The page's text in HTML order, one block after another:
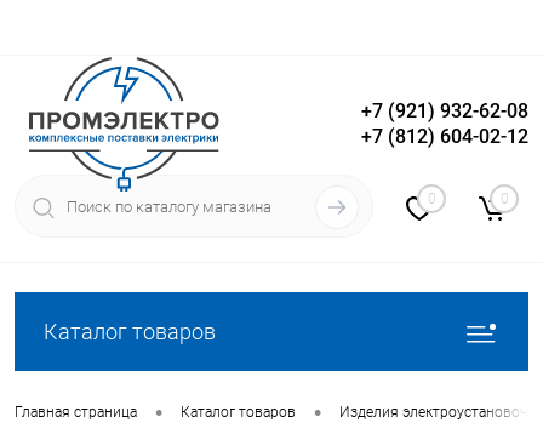
Вход Регистрация
+7 (921) 932-62-08
+7 (812) 604-02-12
0 0
Каталог товаров
Главная страница • Каталог товаров • Изделия